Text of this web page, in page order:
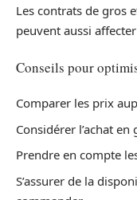
Les contrats de gros
peuvent aussi
Conseils pour
Comparer les prix
Considérer l’achat
Prendre en compte
S’assurer de la